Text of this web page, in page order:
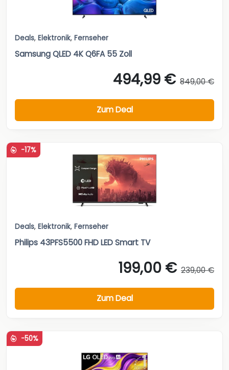
Deals, Elektronik, Fernseher
Samsung QLED 4K Q6FA 55 Zoll
494,99 € 849,00 €
Zum Deal
-17%
Deals, Elektronik, Fernseher
Philips 43PFS5500 FHD LED Smart TV
199,00 € 239,00 €
Zum Deal
-50%